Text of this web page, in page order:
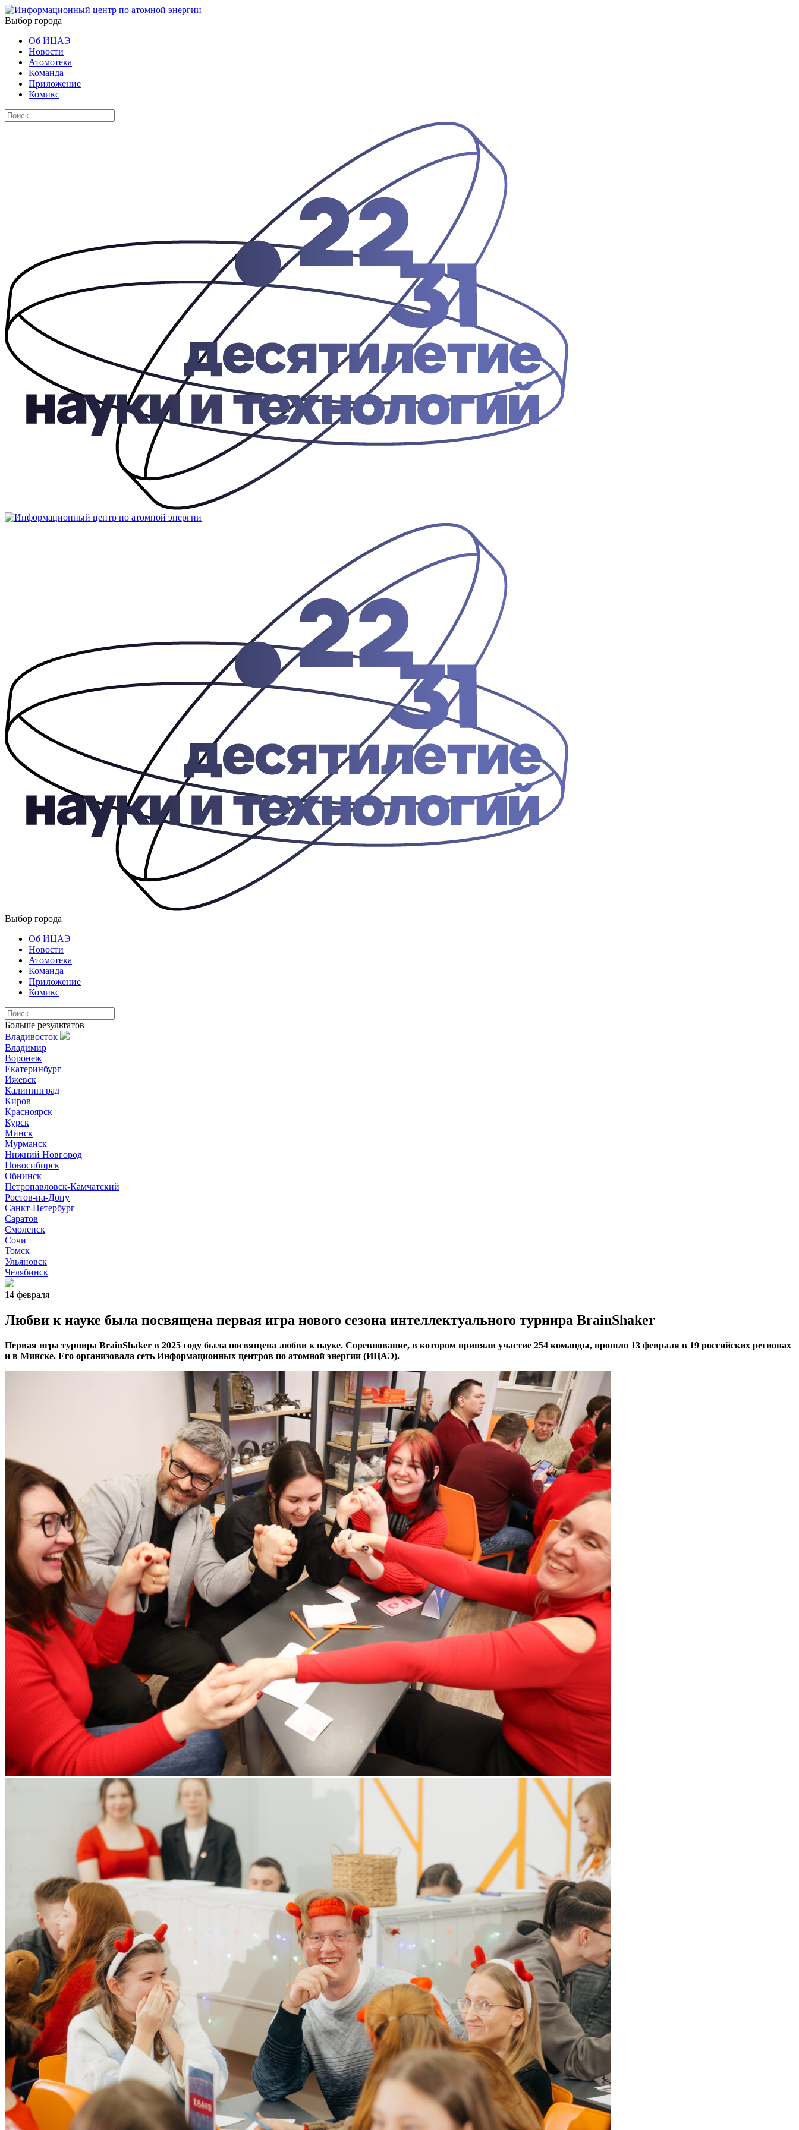
Выбор города
Об ИЦАЭ
Новости
Атомотека
Команда
Приложение
Комикс
Выбор города
Об ИЦАЭ
Новости
Атомотека
Команда
Приложение
Комикс
Больше результатов
Владивосток
Владимир
Воронеж
Екатеринбург
Ижевск
Калининград
Киров
Красноярск
Курск
Минск
Мурманск
Нижний Новгород
Новосибирск
Обнинск
Петропавловск-Камчатский
Ростов-на-Дону
Санкт-Петербург
Саратов
Смоленск
Сочи
Томск
Ульяновск
Челябинск
14 февраля
Любви к науке была посвящена первая игра нового сезона интеллектуального турнира BrainShaker
Первая игра турнира BrainShaker в 2025 году была посвящена любви к науке. Соревнование, в котором приняли участие 254 команды, прошло 13 февраля в 19 российских регионах
и в Минске. Его организовала сеть Информационных центров по атомной энергии (ИЦАЭ).